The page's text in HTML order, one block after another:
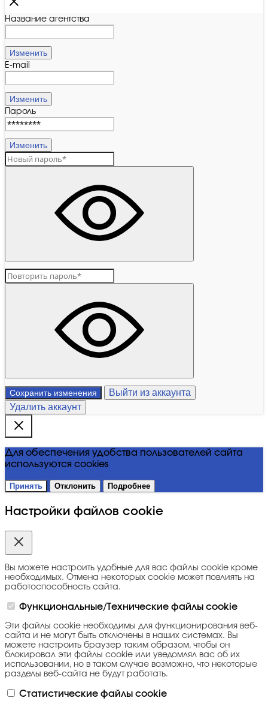
Название агентства
Изменить
E-mail
Изменить
Пароль
Изменить
Сохранить изменения
Выйти из аккаунта
Удалить аккаунт
Для обеспечения удобства пользователей сайта
используются cookies
Принять Отклонить Подробнее
Настройки файлов cookie
Вы можете настроить удобные для вас файлы cookie кроме
необходимых. Отмена некоторых cookie может повлиять на
работоспособность сайта.
Функциональные/Технические файлы cookie
Эти файлы cookie необходимы для функционирования веб-
сайта и не могут быть отключены в наших системах. Вы
можете настроить браузер таким образом, чтобы он
блокировал эти файлы cookie или уведомлял вас об их
использовании, но в таком случае возможно, что некоторые
разделы веб-сайта не будут работать.
Статистические файлы cookie